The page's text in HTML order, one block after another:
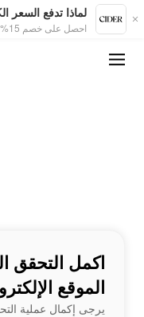
لماذا تدفع السعر
احصل على خصم 15% في التطبيق
اكمل التحقق
الموقع
يرجى إكمال عملية